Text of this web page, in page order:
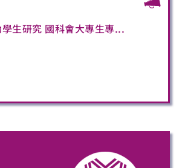
生研究 國科會大專生專...